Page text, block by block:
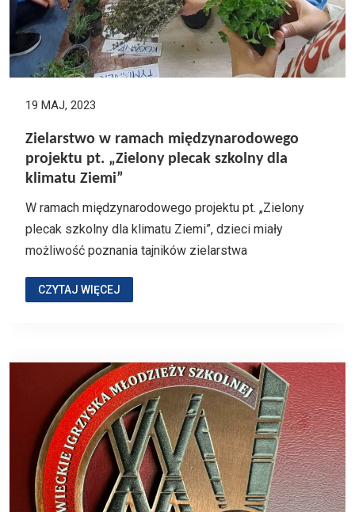
19 MAJ, 2023
Zielarstwo w ramach międzynarodowego
projektu pt. „Zielony plecak szkolny dla
klimatu Ziemi”
W ramach międzynarodowego projektu pt. „Zielony
plecak szkolny dla klimatu Ziemi”, dzieci miały
możliwość poznania tajników zielarstwa
CZYTAJ WIĘCEJ